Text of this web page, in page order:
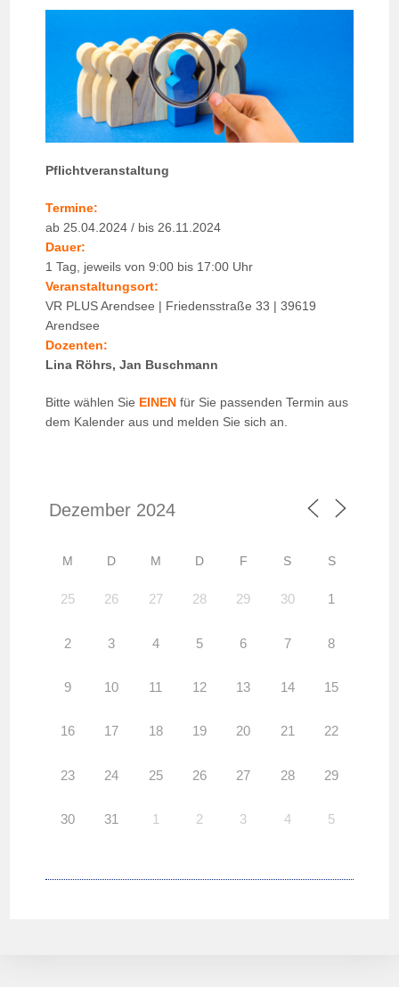
Pflichtveranstaltung
Termine:
ab 25.04.2024 / bis 26.11.2024
Dauer:
1 Tag, jeweils von 9:00 bis 17:00 Uhr
Veranstaltungsort:
VR PLUS Arendsee | Friedensstraße 33 | 39619
Arendsee
Dozenten:
Lina Röhrs, Jan Buschmann
Bitte wählen Sie EINEN für Sie passenden Termin aus
dem Kalender aus und melden Sie sich an.
M D M D F S S
25 26 27 28 29 30 1
2 3 4 5 6 7 8
9 10 11 12 13 14 15
16 17 18 19 20 21 22
23 24 25 26 27 28 29
30 31 1 2 3 4 5